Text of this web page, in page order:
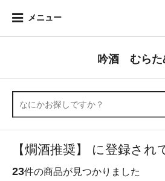
メニュー
吟酒 むらた
【燗酒推奨】 に登録され
23件の商品が見つかりました